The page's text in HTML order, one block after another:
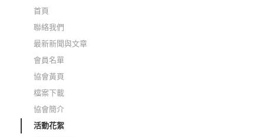
首頁
聯絡我們
最新新聞與文章
會員名單
協會黃頁
檔案下載
協會簡介
活動花絮